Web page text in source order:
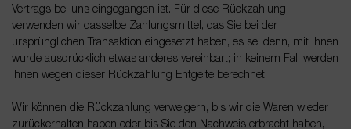
Vertrags bei uns eingegangen ist. Für diese Rückzahlung
verwenden wir dasselbe Zahlungsmittel, das Sie bei der
ursprünglichen Transaktion eingesetzt haben, es sei denn, mit Ihnen
wurde ausdrücklich etwas anderes vereinbart; in keinem Fall werden
Ihnen wegen dieser Rückzahlung Entgelte berechnet.
Wir können die Rückzahlung verweigern, bis wir die Waren wieder
zurückerhalten haben oder bis Sie den Nachweis erbracht haben,